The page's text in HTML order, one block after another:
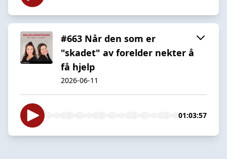
#663 Når den som er
"skadet" av forelder nekter å
få hjelp
2026-06-11
01:03:57